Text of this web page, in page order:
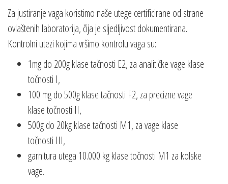
Za justiranje vaga koristimo naše utege certificirane od strane
ovlaštenih laboratorija, čija je sljedljivost dokumentirana.
Kontrolni utezi kojima vršimo kontrolu vaga su:
1mg do 200g klase tačnosti E2, za analitičke vage klase
točnosti I,
100 mg do 500g klase tačnosti F2, za precizne vage
klase točnosti II,
500g do 20kg klase tačnosti M1, za vage klase
točnosti III,
garnitura utega 10.000 kg klase točnosti M1 za kolske
vage.